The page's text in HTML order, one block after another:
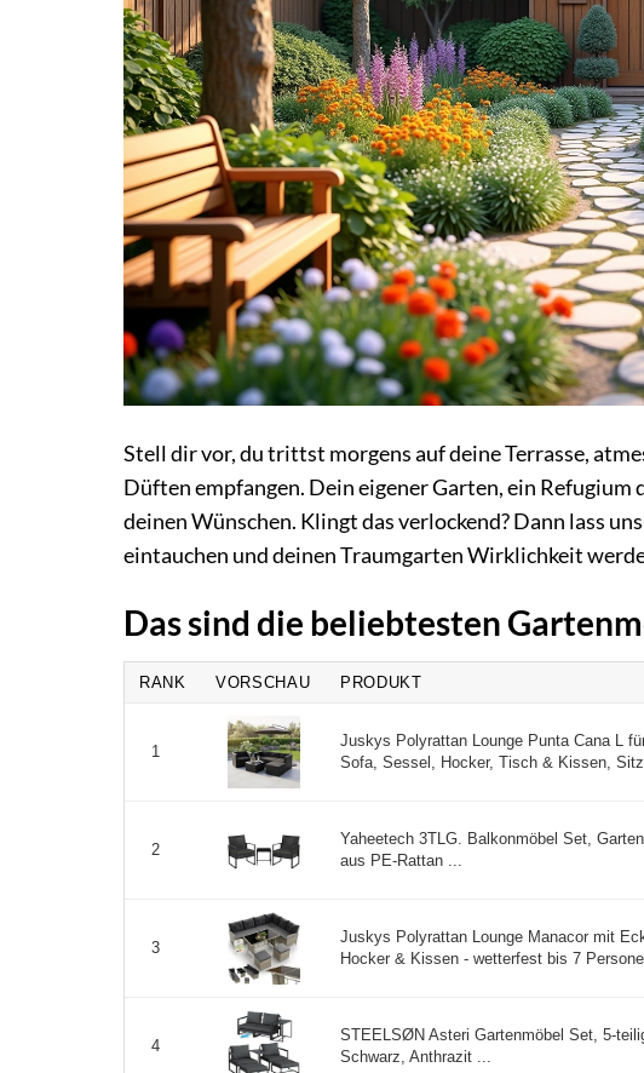
Stell dir vor, du trittst morgens auf deine Terrasse,
Düften empfangen. Dein eigener Garten, ein Refugium
deinen Wünschen. Klingt das verlockend? Dann lass
eintauchen und deinen Traumgarten Wirklichkeit
Das sind die beliebtesten
RANK VORSCHAU PRODUKT
1
Juskys Polyrattan Lounge Punta Cana L
Sofa, Sessel, Hocker, Tisch & Kissen,
2
Yaheetech 3TLG. Balkonmöbel Set,
aus PE-Rattan ...
3
Juskys Polyrattan Lounge Manacor mit
Hocker & Kissen - wetterfest bis 7
4
STEELSØN Asteri Gartenmöbel Set, 5-
Schwarz, Anthrazit ...